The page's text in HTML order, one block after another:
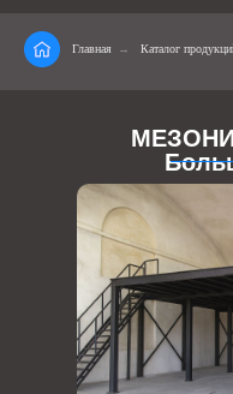
Главная → Каталог